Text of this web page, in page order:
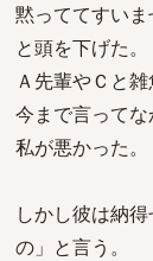
黙っててすいま
と頭を下げた。
Ａ先輩やＣと
今まで言ってな
私が悪かった。
しかし彼は納
の」と言う。